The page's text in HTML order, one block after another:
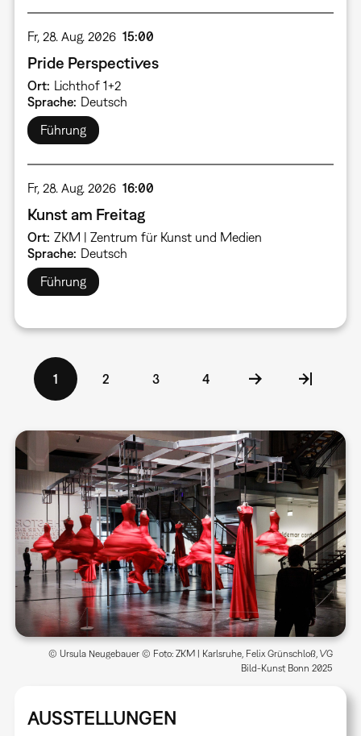
Fr, 28. Aug. 2026 15:00
Pride Perspectives
Ort Lichthof 1+2
Sprache Deutsch
Führung
Fr, 28. Aug. 2026 16:00
Kunst am Freitag
Ort ZKM | Zentrum für Kunst und Medien
Sprache Deutsch
Führung
Aktuelle
Seite
1 Seite
2 Seite
3 Seite
4
AUSSTELLUNGEN
© Ursula Neugebauer © Foto: ZKM | Karlsruhe, Felix Grünschloß, VG
Bild-Kunst Bonn 2025